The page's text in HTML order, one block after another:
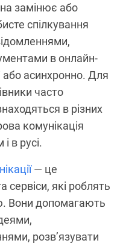
замінює або
спілкування
в онлайн-
асинхронно. Для
часто
в різних
комунікація
в русі.
— це
сервіси, які роблять
Вони допомагають
розв’язувати